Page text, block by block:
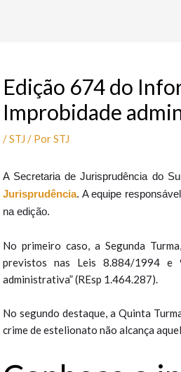
Edição 674 do
Improbidade
/STJ / PorSTJ
​ASecretaria de Jurisprudência do
Jurisprudência. A​ equipe
na edição.
No primeiro caso, a Segunda
previstos nas Leis 8.884/1994 e
administrativa” (REsp 1.464.287).
No segundo destaque, a Quinta
crime de estelionato não alcança